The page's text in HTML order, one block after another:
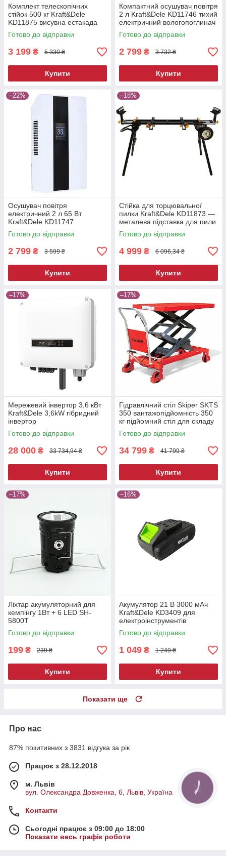
Комплект телескопічних
стійок 500 кг Kraft&Dele
KD11875 висувна естакада
Готово до відправки
3 199 ₴ 5 330 ₴
Купити
Компактний осушувач повітря
2 л Kraft&Dele KD11746 тихий
електричний вологопоглинач
Готово до відправки
2 799 ₴ 3 732 ₴
Купити
–22%
Осушувач повітря
електричний 2 л 65 Вт
Kraft&Dele KD11747
побутовий вологопоглинач
Готово до відправки
2 799 ₴ 3 599 ₴
Купити
–18%
Стійка для торцювальної
пилки Kraft&Dele KD11873 —
металева підставка для пили
Готово до відправки
4 999 ₴ 6 096,34 ₴
Купити
–17%
Мережевий інвертор 3,6 кВт
Kraft&Dele 3,6kW гібридний
інвертор
Готово до відправки
28 000 ₴ 33 734,94 ₴
Купити
–17%
Гідравлічний стіл Skiper SKTS
350 вантажопідйомність 350
кг підйомний стіл для складу
та СТО
Готово до відправки
34 799 ₴ 41 799 ₴
Купити
–17%
Ліхтар акумуляторний для
кемпінгу 1Вт + 6 LED SH-
5800T
Готово до відправки
199 ₴ 239 ₴
Купити
–16%
Акумулятор 21 В 3000 мАч
Kraft&Dele KD3409 для
електроінструментів
Готово до відправки
1 049 ₴ 1 249 ₴
Купити
Показати ще
Про нас
87% позитивних з 3831 відгука за рік
Працює з 28.12.2018
м. Львів
вул. Олександра Довженка, 6, Львів, Україна
Контакти
Сьогодні працює з 09:00 до 18:00
Показати весь графік роботи
КНОПКА
ЗВ'ЯЗКУ